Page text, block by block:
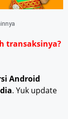
transaksinya?
Android
. Yuk update